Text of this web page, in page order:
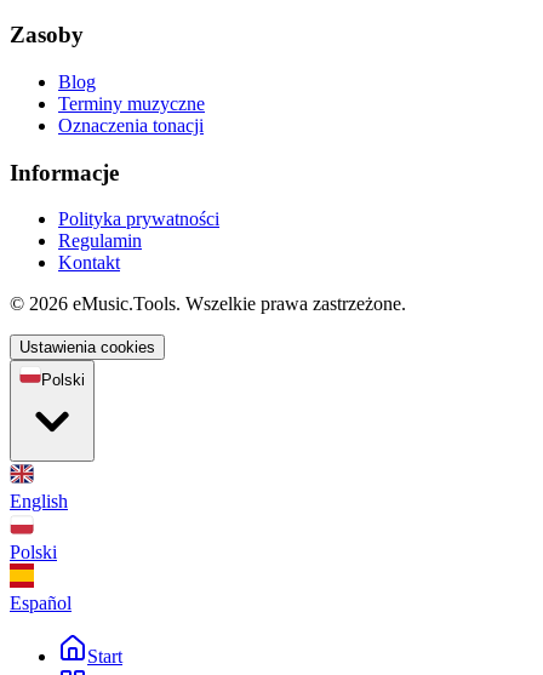
Zasoby
Blog
Terminy muzyczne
Oznaczenia tonacji
Informacje
Polityka prywatności
Regulamin
Kontakt
© 2026 eMusic.Tools. Wszelkie prawa zastrzeżone.
Ustawienia cookies
Polski
English
Polski
Español
Start